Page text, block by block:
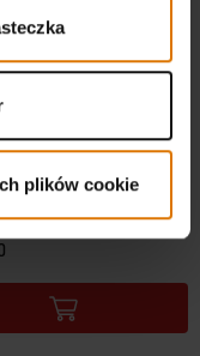
plików cookie
stolik przedni
XL
4.9 (62)